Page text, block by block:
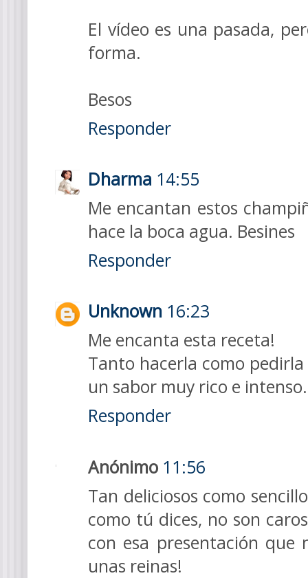
El vídeo es una pasada,
forma.
Besos
Responder
Dharma 14:55
Me encantan estos
hace la boca agua. Besines
Responder
Unknown 16:23
Me encanta esta receta!
Tanto hacerla como
un sabor muy rico e
Responder
Anónimo 11:56
Tan deliciosos como
como tú dices, no son
con esa presentación que
unas reinas!